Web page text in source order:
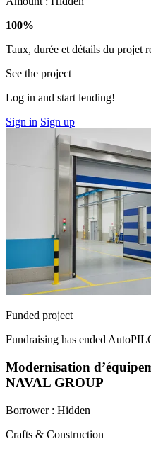
100%
Taux, durée et détails du projet
See the project
Log in and start lending!
Sign in Sign up
Funded project
Fundraising has ended
Modernisation
NAVAL GROUP
Borrower : Hidden
Crafts & Construction